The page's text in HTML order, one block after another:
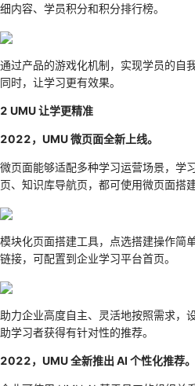
细内容、学员积分和积分排行榜。
通过产品的游戏化机制，实现学员的自
同时，让学习更有效果。
2 UMU 让学更精准
2022，UMU 微页面全新上线。
微页面能够适配多种学习运营场景，学
页、知识库导航页，都可使用微页面搭建
模块化页面搭建工具，点选搭建操作简
链接，可配置到企业学习平台首页。
助力企业高度自主、灵活地按照需求，
助学习者获得有针对性的推荐。
2022，UMU 全新推出 AI 个性化推荐。